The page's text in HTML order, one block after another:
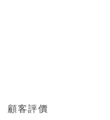
顧客評價